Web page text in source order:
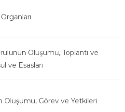
Oluşumu, Toplantı ve
ve Esasları
Oluşumu, Görev ve Yetkileri